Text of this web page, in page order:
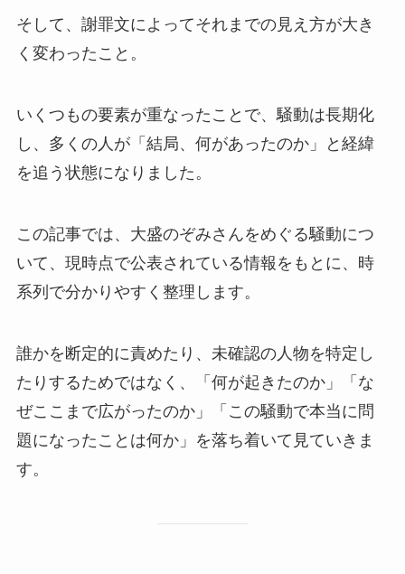
そして、謝罪文によってそれまでの見え方が大き
く変わったこと。
いくつもの要素が重なったことで、騒動は長期化
し、多くの人が「結局、何があったのか」と経緯
を追う状態になりました。
この記事では、大盛のぞみさんをめぐる騒動につ
いて、現時点で公表されている情報をもとに、時
系列で分かりやすく整理します。
誰かを断定的に責めたり、未確認の人物を特定し
たりするためではなく、「何が起きたのか」「な
ぜここまで広がったのか」「この騒動で本当に問
題になったことは何か」を落ち着いて見ていきま
す。